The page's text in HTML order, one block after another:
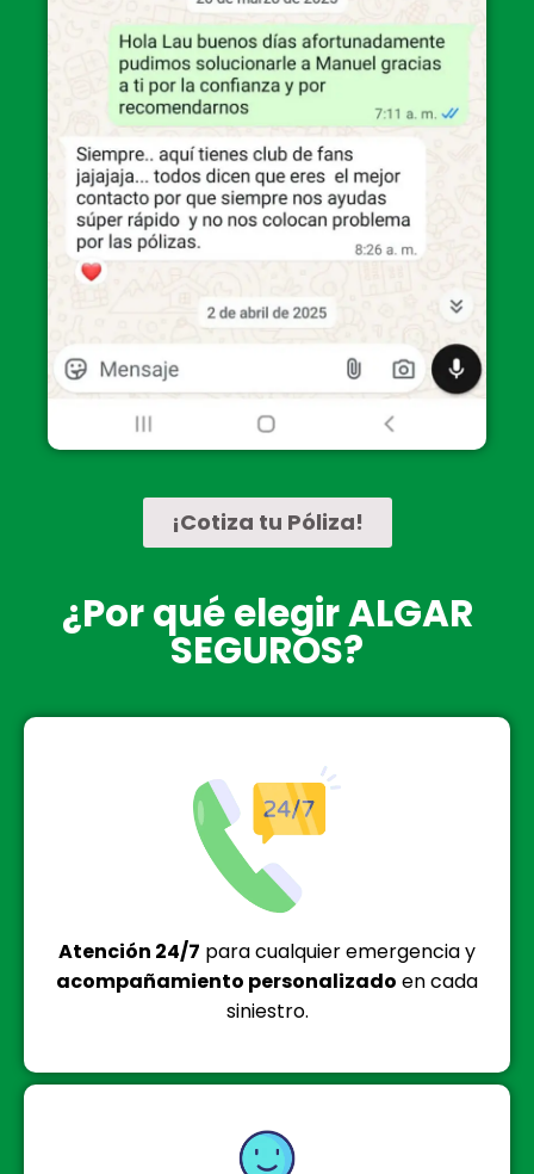
¡Cotiza tu Póliza!
¿Por qué elegir ALGAR
SEGUROS?
Atención 24/7 para cualquier emergencia y
acompañamiento personalizado en cada
siniestro.